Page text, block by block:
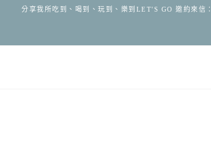
分享我所吃到、喝到、玩到、樂到LET'S GO 邀約來信：